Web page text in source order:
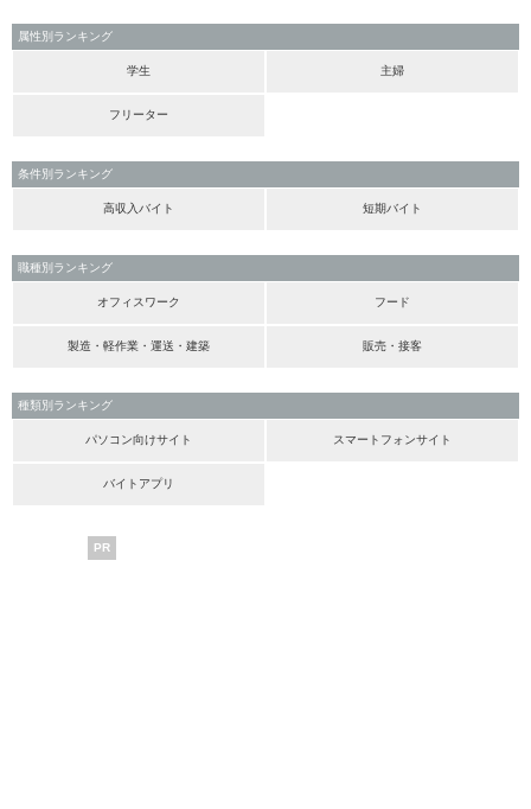
属性別ランキング
学生 主婦
フリーター
条件別ランキング
高収入バイト 短期バイト
職種別ランキング
オフィスワーク フード
製造・軽作業・運送・建築 販売・接客
種類別ランキング
パソコン向けサイト スマートフォンサイト
バイトアプリ
PR